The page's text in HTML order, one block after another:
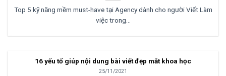
Top 5 kỹ năng mềm must-have tại Agency dành cho người Viết Làm
việc trong...
16 yếu tố giúp nội dung bài viết đẹp mắt khoa học
25/11/2021